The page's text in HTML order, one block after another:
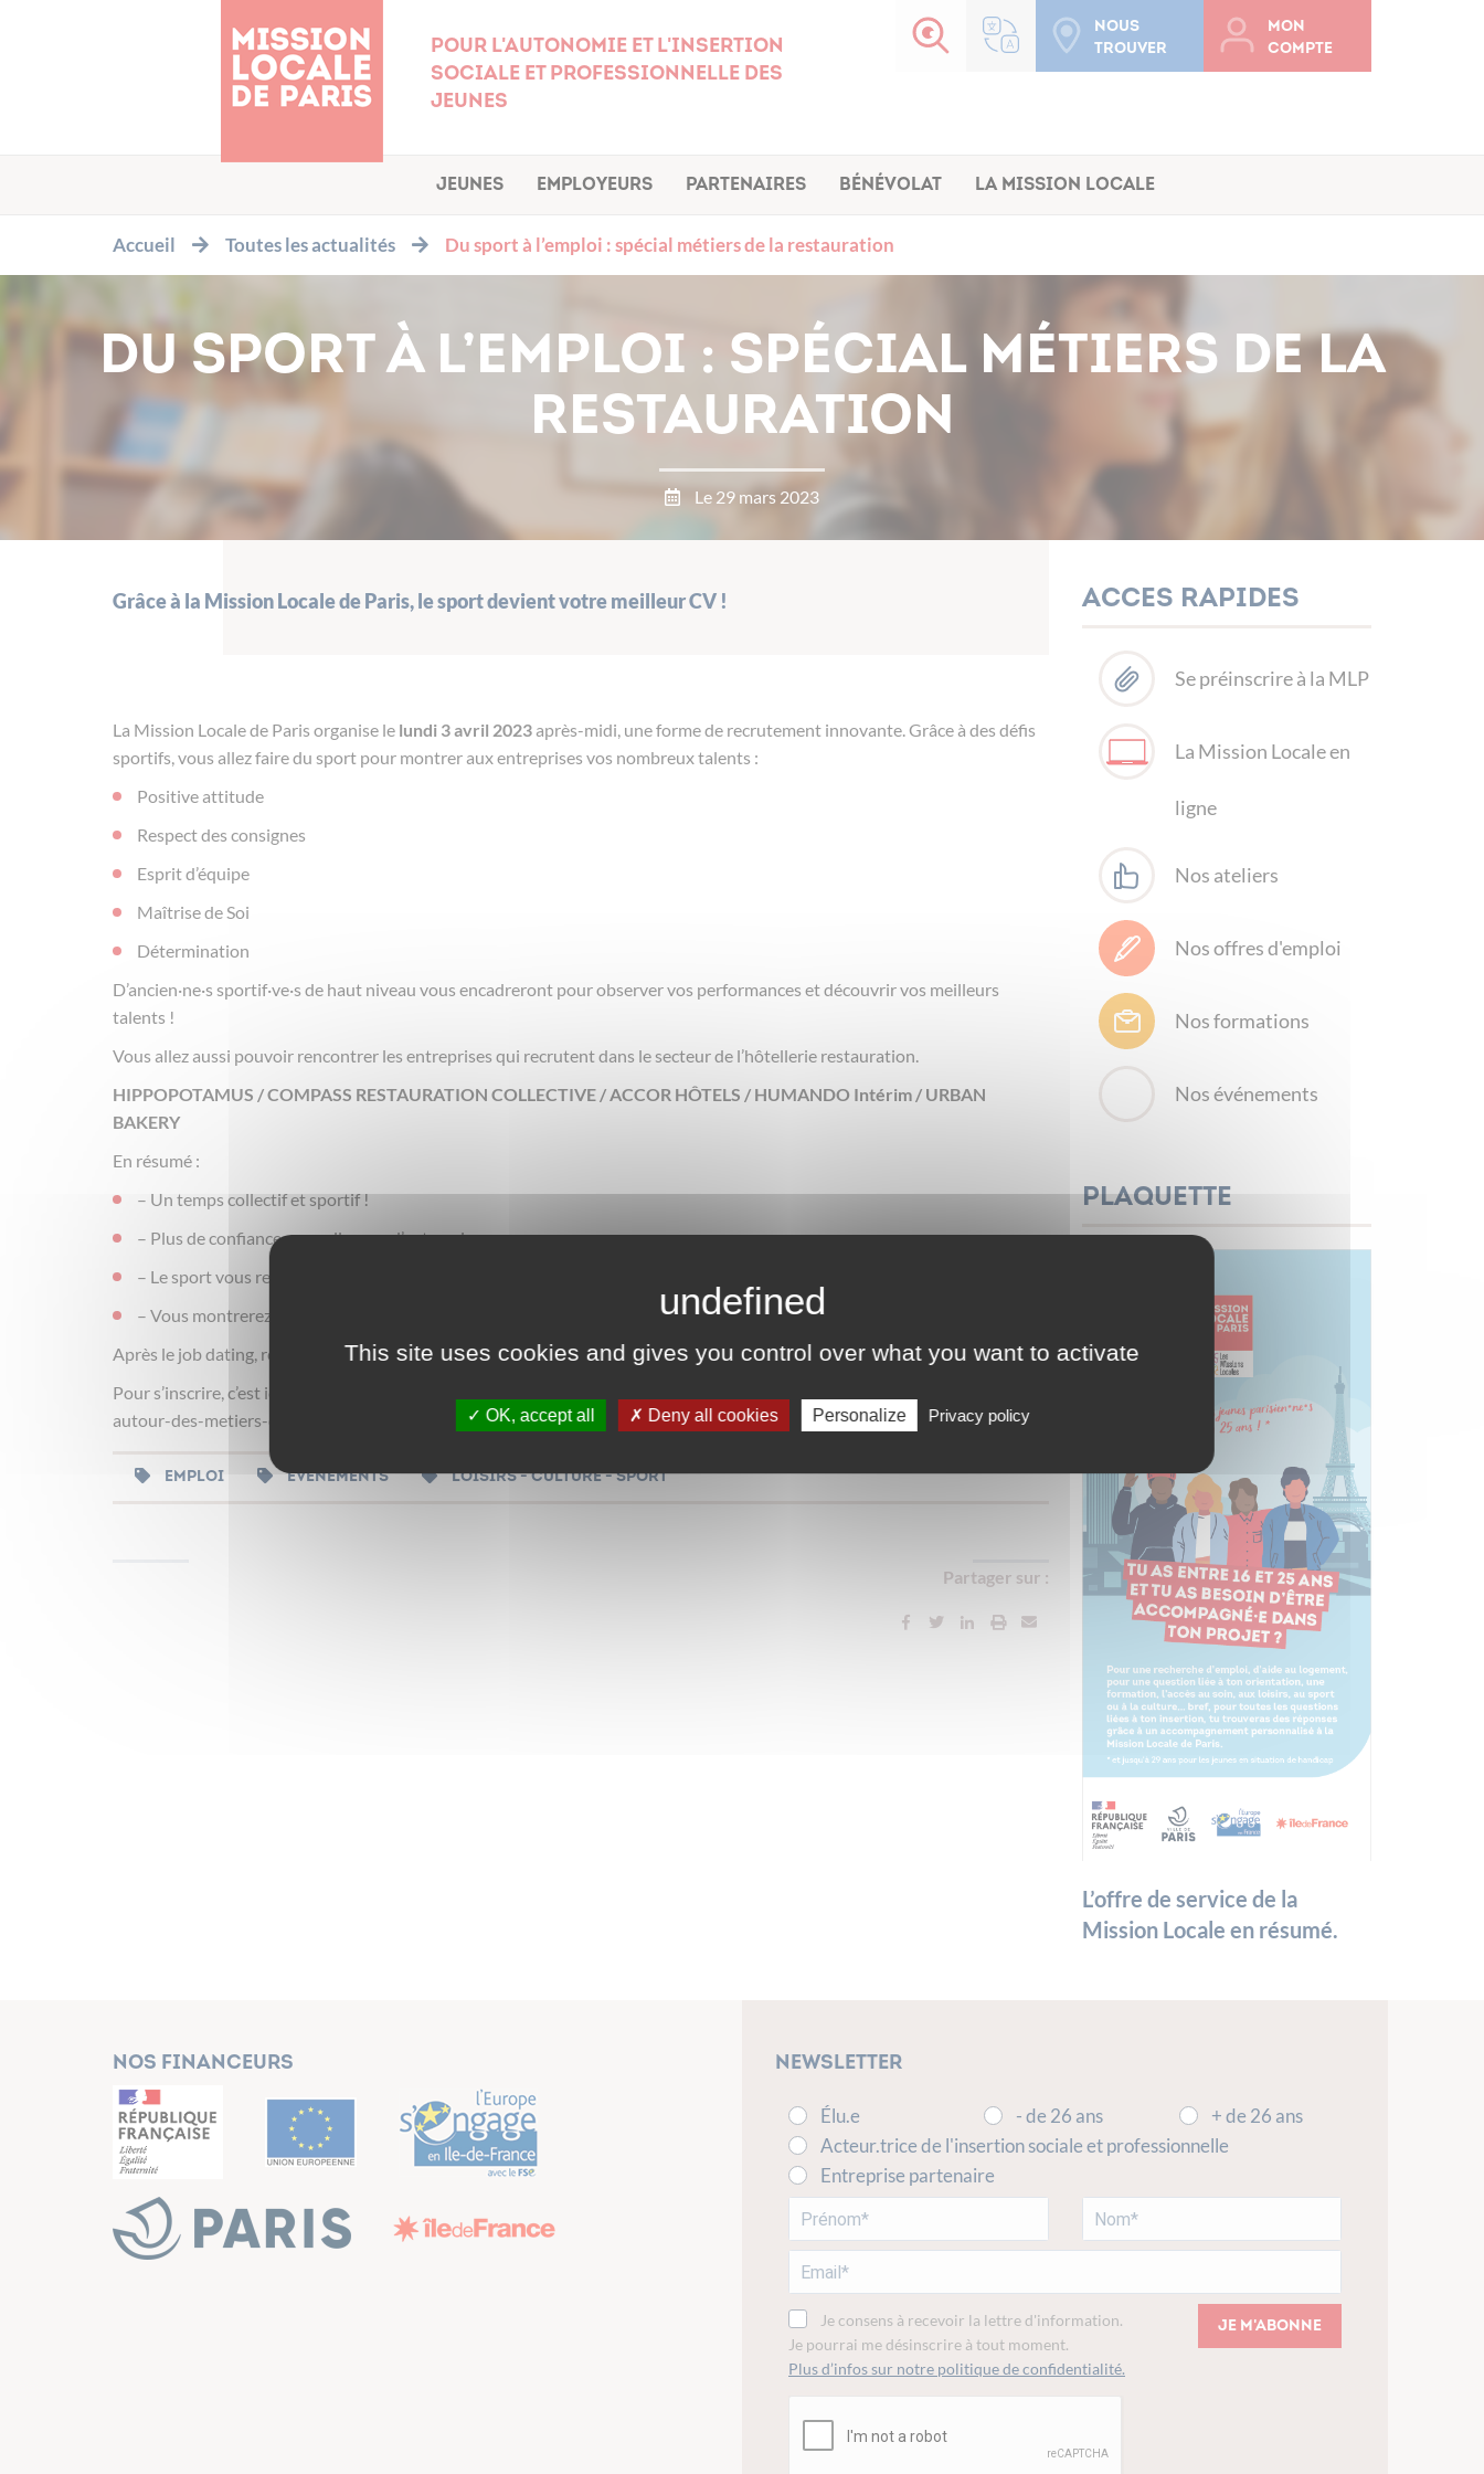
Pour l'autonomie et l'insertion
sociale et professionnelle des
jeunes
Nous
trouver
Mon
compte
Jeunes Employeurs Partenaires Bénévolat La Mission Locale
Accueil Toutes les actualités Du sport à l’emploi : spécial métiers de la restauration
DU SPORT À L’EMPLOI : SPÉCIAL MÉTIERS DE LA
RESTAURATION
Le 29 mars 2023
Grâce à la Mission Locale de Paris, le sport devient votre meilleur CV !
La Mission Locale de Paris organise le lundi 3 avril 2023 après-midi, une forme de recrutement innovante. Grâce à des défis
sportifs, vous allez faire du sport pour montrer aux entreprises vos nombreux talents :
Positive attitude
Respect des consignes
Esprit d’équipe
Maîtrise de Soi
Détermination
D’ancien·ne·s sportif·ve·s de haut niveau vous encadreront pour observer vos performances et découvrir vos meilleurs
talents !
Vous allez aussi pouvoir rencontrer les entreprises qui recrutent dans le secteur de l’hôtellerie restauration.
HIPPOPOTAMUS / COMPASS RESTAURATION COLLECTIVE / ACCOR HÔTELS / HUMANDO Intérim / URBAN
BAKERY
En résumé :
– Un temps collectif et sportif !
– Plus de confiance pour aller vers l’entreprise.
– Le sport vous rendra plus dynamique.
– Vous montrerez des compétences, parfois que vous ne soupçonnez pas !
Après le job dating, remise de votre évaluation de compétences, pour échanger avec votre conseiller·ère !
Pour s’inscrire, c’est ici 👉
autour-des-metiers-de-la-restauration-2/
EMPLOI EVÉNEMENTS LOISIRS - CULTURE - SPORT
Partager sur :
Acces rapides
Se préinscrire à la MLP
La Mission Locale en
ligne
Nos ateliers
Nos offres d'emploi
Nos formations
Nos événements
Plaquette
L’offre de service de la
Mission Locale en résumé.
Nos financeurs Newsletter
Élu.e - de 26 ans
+ de 26 ans
Acteur.trice de l'insertion sociale et professionnelle
Entreprise partenaire
Je consens à recevoir la lettre d'information.
Je pourrai me désinscrire à tout moment.
Plus d’infos sur notre politique de confidentialité.
Je m'abonne
This site uses cookies and gives you control over what you want to activate
OK, accept all Deny all cookies Personalize Privacy policy